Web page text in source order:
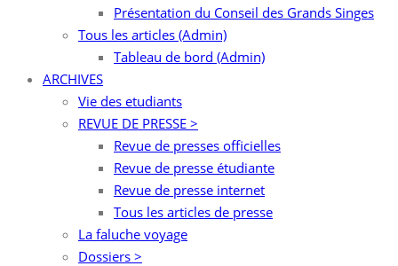
Présentation du Conseil des Grands Singes
Tous les articles (Admin)
Tableau de bord (Admin)
ARCHIVES
Vie des etudiants
REVUE DE PRESSE >
Revue de presses officielles
Revue de presse étudiante
Revue de presse internet
Tous les articles de presse
La faluche voyage
Dossiers >